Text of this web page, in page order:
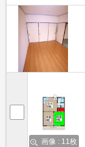
画像 : 11枚